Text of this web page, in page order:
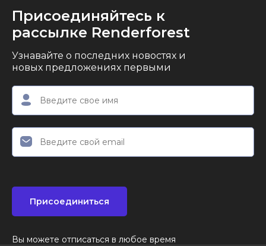
Присоединяйтесь к
рассылке Renderforest
Узнавайте о последних новостях и
новых предложениях первыми
Присоединиться
Вы можете отписаться в любое время